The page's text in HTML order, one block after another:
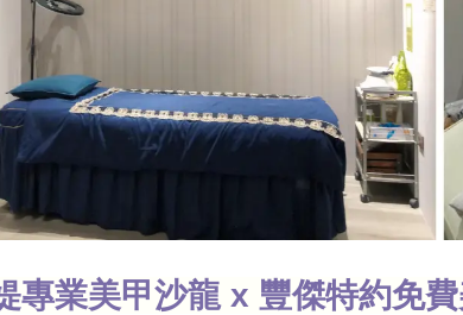
專業美甲沙龍 x 豐傑特約免